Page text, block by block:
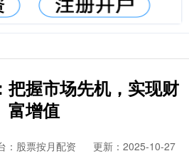
把握市场先机，实现财
富增值
：股票按月配资
更新：2025-10-27